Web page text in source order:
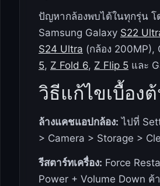
ปัญหากล้องพบได้ในทุกรุ่น โ
Samsung Galaxy S22
S24 Ultra (กล้อง 200MP),
5, Z Fold 6, Z Flip 5 และ
วิธีแก้ไขเบื้อง
ล้างแคชแอปกล้อง: ไปที่
> Camera > Storage >
รีสตาร์ทเครื่อง: Force
Power + Volume Down ค้